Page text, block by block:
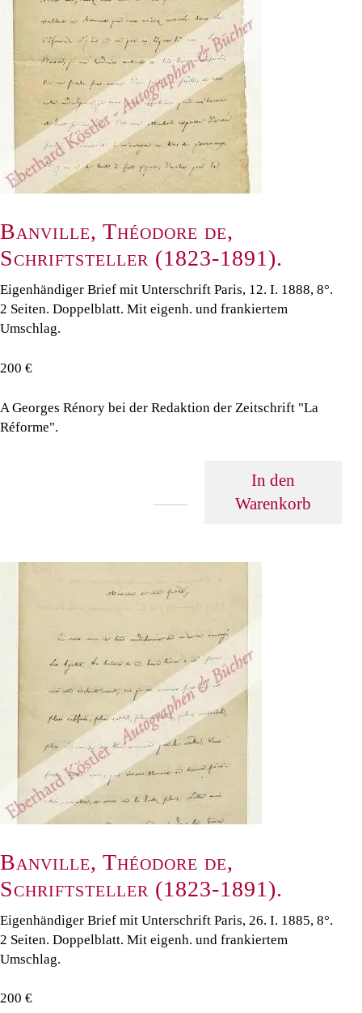
Banville, Théodore de,
Schriftsteller (1823-1891).
Eigenhändiger Brief mit Unterschrift Paris, 12. I. 1888, 8°.
2 Seiten. Doppelblatt. Mit eigenh. und frankiertem
Umschlag.
200 €
A Georges Rénory bei der Redaktion der Zeitschrift "La
Réforme".
In den
Warenkorb
Banville, Théodore de,
Schriftsteller (1823-1891).
Eigenhändiger Brief mit Unterschrift Paris, 26. I. 1885, 8°.
2 Seiten. Doppelblatt. Mit eigenh. und frankiertem
Umschlag.
200 €